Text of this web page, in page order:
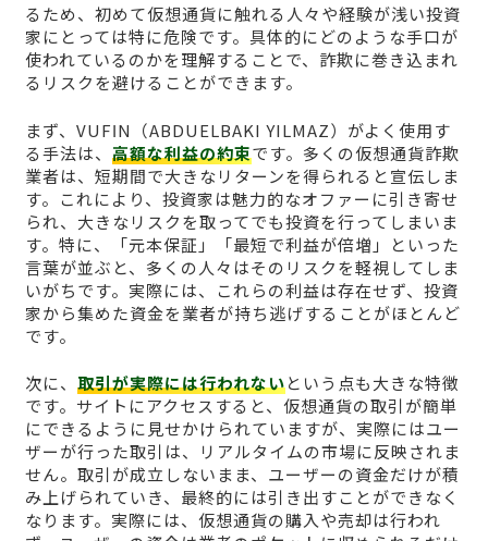
るため、初めて仮想通貨に触れる人々や経験が浅い投資
家にとっては特に危険です。具体的にどのような手口が
使われているのかを理解することで、詐欺に巻き込まれ
るリスクを避けることができます。
まず、VUFΙN（ABDUELBAKI YILMAZ）がよく使用す
る手法は、 高額な利益の約束です。多くの仮想通貨詐欺
業者は、短期間で大きなリターンを得られると宣伝しま
す。これにより、投資家は魅力的なオファーに引き寄せ
られ、大きなリスクを取ってでも投資を行ってしまいま
す。特に、「元本保証」「最短で利益が倍増」といった
言葉が並ぶと、多くの人々はそのリスクを軽視してしま
いがちです。実際には、これらの利益は存在せず、投資
家から集めた資金を業者が持ち逃げすることがほとんど
です。
次に、 取引が実際には行われないという点も大きな特徴
です。サイトにアクセスすると、仮想通貨の取引が簡単
にできるように見せかけられていますが、実際にはユー
ザーが行った取引は、リアルタイムの市場に反映されま
せん。取引が成立しないまま、ユーザーの資金だけが積
み上げられていき、最終的には引き出すことができなく
なります。実際には、仮想通貨の購入や売却は行われ